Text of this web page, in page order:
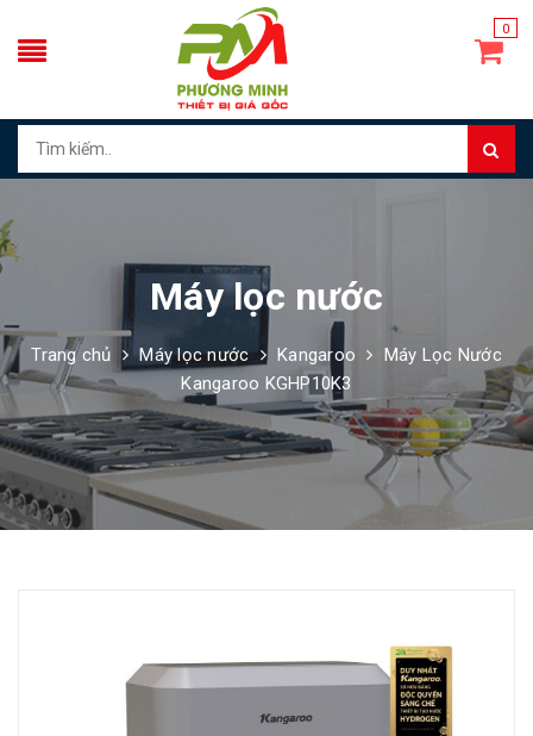
0
Máy lọc nước
Trang chủ Máy lọc nước Kangaroo
Máy Lọc Nước
Kangaroo KGHP10K3